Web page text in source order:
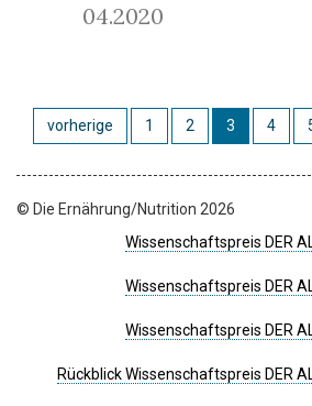
04.2020
vorherige 1 2 3 4
© Die Ernährung/Nutrition 2026
Wissenschaftspreis DER
Wissenschaftspreis DER
Wissenschaftspreis DER
Rückblick Wissenschaftspreis DER